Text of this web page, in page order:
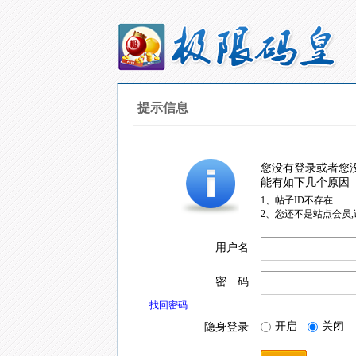
提示信息
您没有登录或者您
能有如下几个原因
1、帖子ID不存在
2、您还不是站点会员
用户名
密 码
找回密码
隐身登录 开启 关闭